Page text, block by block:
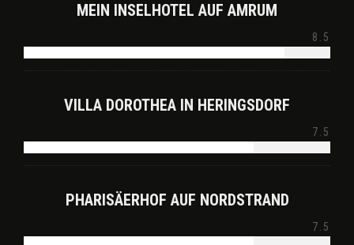
MEIN INSELHOTEL AUF AMRUM
8.5
VILLA DOROTHEA IN HERINGSDORF
7.5
PHARISÄERHOF AUF NORDSTRAND
7.5